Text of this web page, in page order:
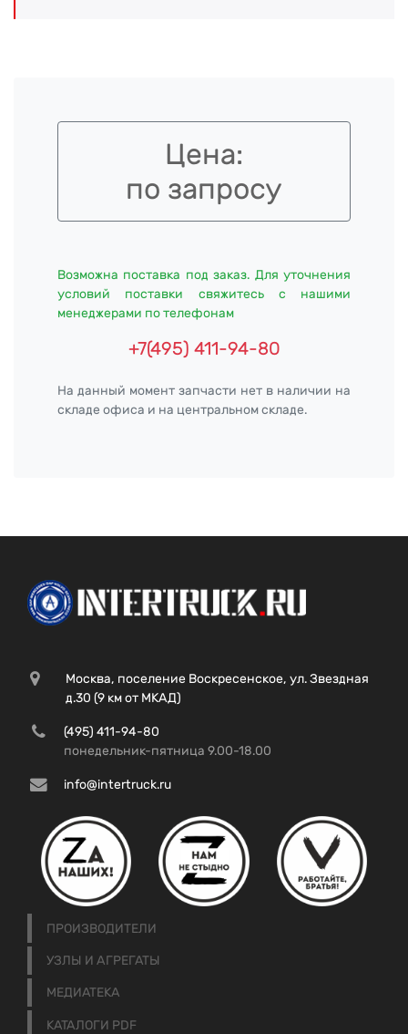
Цена:
по запросу
Возможна поставка под заказ. Для уточнения
условий поставки свяжитесь с нашими
менеджерами по телефонам
+7(495) 411-94-80
На данный момент запчасти нет в наличии на
складе офиса и на центральном складе.
Москва, поселение Воскресенское, ул. Звездная
д.30 (9 км от МКАД)
(495) 411-94-80
понедельник-пятница 9.00-18.00
info@intertruck.ru
ПРОИЗВОДИТЕЛИ
УЗЛЫ И АГРЕГАТЫ
МЕДИАТЕКА
КАТАЛОГИ PDF